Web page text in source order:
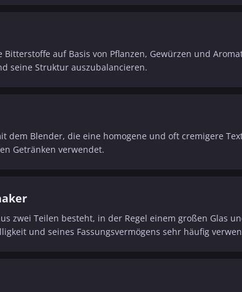
Bitterstoffe auf Basis von Pflanzen, Gewürzen und
seine Struktur auszubalancieren.
dem Blender, die eine homogene und oft cremigere
Getränken verwendet.
zwei Teilen besteht, in der Regel einem großen Glas
und seines Fassungsvermögens sehr häufig